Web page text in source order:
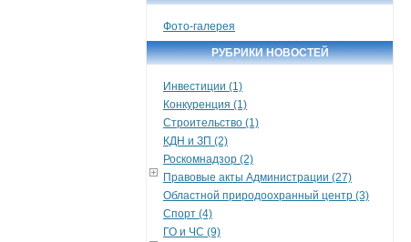
Фото-галерея
РУБРИКИ НОВОСТЕЙ
Инвестиции (1)
Конкуренция (1)
Строительство (1)
КДН и ЗП (2)
Роскомнадзор (2)
Правовые акты Администрации (27)
Областной природоохранный центр (3)
Спорт (4)
ГО и ЧС (9)